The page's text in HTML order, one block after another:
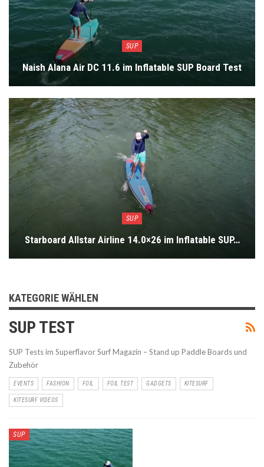
SUP
Naish Alana Air DC 11.6 im Inflatable SUP Board Test
SUP
Starboard Allstar Airline 14.0×26 im Inflatable SUP…
KATEGORIE WÄHLEN
SUP TEST
SUP Tests im Superflavor Surf Magazin – Stand up Paddle Boards und
Zubehör
EVENTS FASHION FOIL FOIL TEST GADGETS KITESURF
KITESURF VIDEOS
SUP